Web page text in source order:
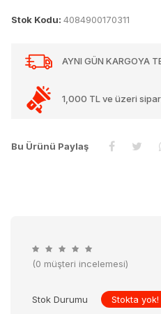
Stok Kodu: 4084900170311
AYNI GÜN KARGOYA
1,000 TL ve üzeri
Bu Ürünü Paylaş
(0 müşteri incelemesi)
Stok Durumu Stokta yok!